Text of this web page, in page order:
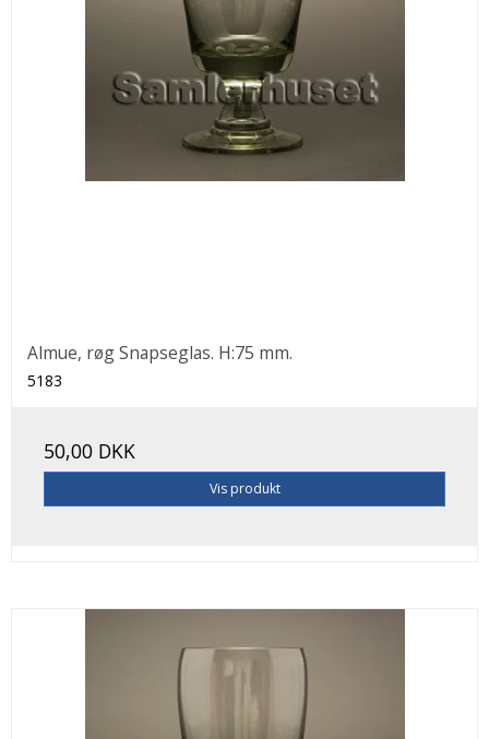
Almue, røg Snapseglas. H:75 mm.
5183
50,00 DKK
Vis produkt